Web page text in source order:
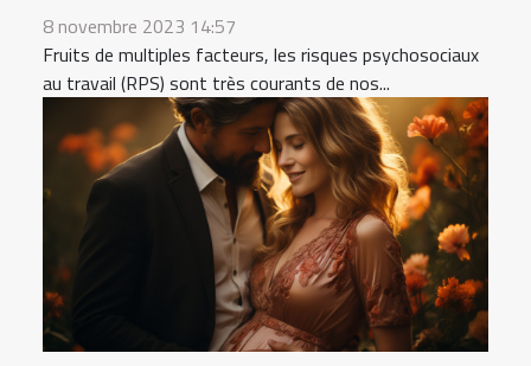
8 novembre 2023 14:57
Fruits de multiples facteurs, les risques psychosociaux
au travail (RPS) sont très courants de nos...